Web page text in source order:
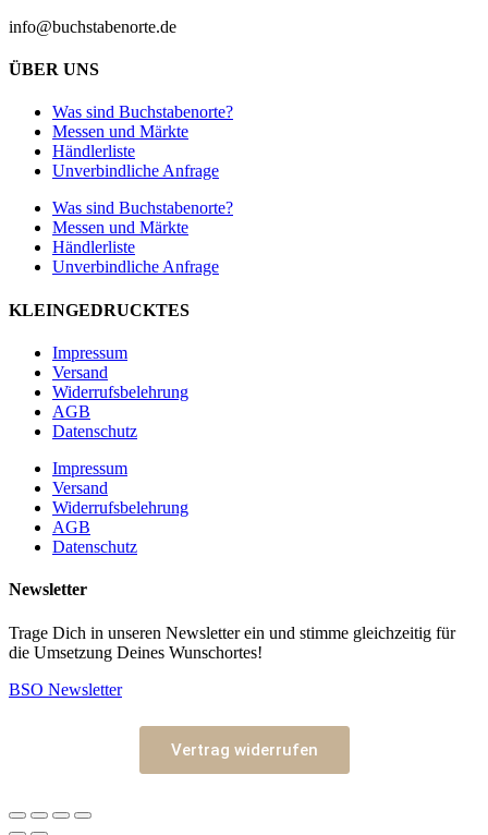
info@buchstabenorte.de
ÜBER UNS
Was sind Buchstabenorte?
Messen und Märkte
Händlerliste
Unverbindliche Anfrage
Was sind Buchstabenorte?
Messen und Märkte
Händlerliste
Unverbindliche Anfrage
KLEINGEDRUCKTES
Impressum
Versand
Widerrufsbelehrung
AGB
Datenschutz
Impressum
Versand
Widerrufsbelehrung
AGB
Datenschutz
Newsletter
Trage Dich in unseren Newsletter ein und stimme gleichzeitig für
die Umsetzung Deines Wunschortes!
BSO Newsletter
Vertrag widerrufen